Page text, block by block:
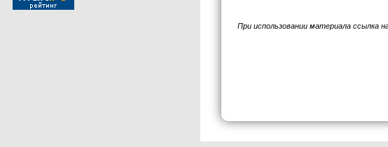
При использовании материала ссылка